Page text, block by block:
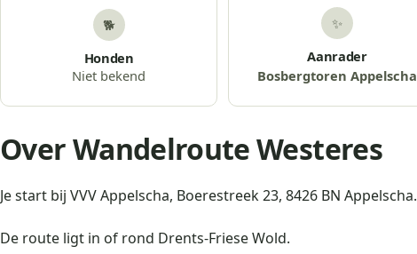
🐕
Honden
Niet bekend
✨
Aanrader
Bosbergtoren Appelscha
Over Wandelroute Westeres
Je start bij VVV Appelscha, Boerestreek 23, 8426 BN Appelscha.
De route ligt in of rond Drents-Friese Wold.